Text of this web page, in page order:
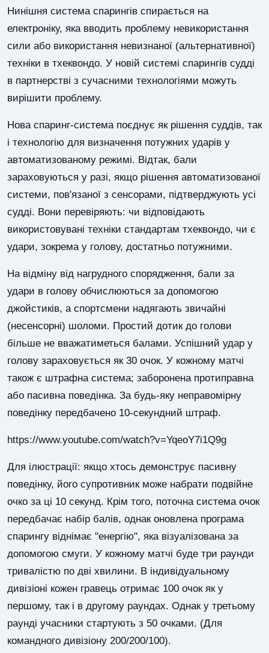
Нинішня система спарингів спирається на
електроніку, яка вводить проблему невикористання
сили або використання невизнаної (альтернативної)
техніки в тхеквондо. У новій системі спарингів судді
в партнерстві з сучасними технологіями можуть
вирішити проблему.
Нова спаринг-система поєднує як рішення суддів, так
і технологію для визначення потужних ударів у
автоматизованому режимі. Відтак, бали
зараховуються у разі, якщо рішення автоматизованої
системи, пов'язаної з сенсорами, підтверджують усі
судді. Вони перевіряють: чи відповідають
використовувані техніки стандартам тхеквондо, чи є
удари, зокрема у голову, достатньо потужними.
На відміну від нагрудного спорядження, бали за
удари в голову обчислюються за допомогою
джойстиків, а спортсмени надягають звичайні
(несенсорні) шоломи. Простий дотик до голови
більше не вважатиметься балами. Успішний удар у
голову зараховується як 30 очок. У кожному матчі
також є штрафна система; заборонена протиправна
або пасивна поведінка. За будь-яку неправомірну
поведінку передбачено 10-секундний штраф.
https://www.youtube.com/watch?v=YqeoY7i1Q9g
Для ілюстрації: якщо хтось демонструє пасивну
поведінку, його супротивник може набрати подвійне
очко за ці 10 секунд. Крім того, поточна система очок
передбачає набір балів, однак оновлена ​​програма
спарингу віднімає "енергію", яка візуалізована за
допомогою смуги. У кожному матчі буде три раунди
тривалістю по дві хвилини. В індивідуальному
дивізіоні кожен гравець отримає 100 очок як у
першому, так і в другому раундах. Однак у третьому
раунді учасники стартують з 50 очками. (Для
командного дивізіону 200/200/100).